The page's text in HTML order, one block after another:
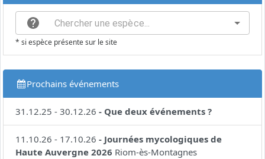
* si espèce présente sur le site
Prochains événements
31.12.25 - 30.12.26 - Que deux événements ?
11.10.26 - 17.10.26 - Journées mycologiques de
Haute Auvergne 2026 Riom-ès-Montagnes